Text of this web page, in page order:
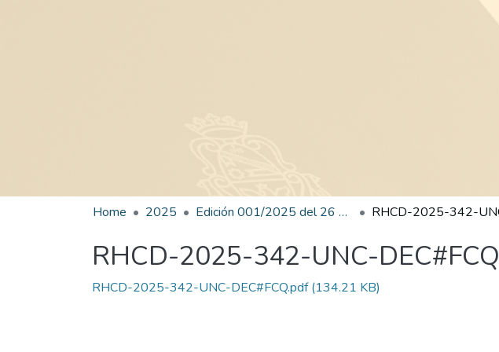
Home 2025 Edición 001/2025 del 26 de mayo de 2025
RHCD-2025-342-UNC-DEC#FCQ
RHCD-2025-342-UNC-DEC#FCQ.pdf(134.21 KB)